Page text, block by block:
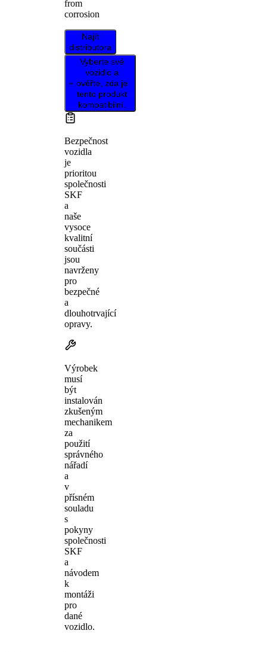
from
corrosion
Najít
distributora
Vyberte své
vozidlo a
ověřte, zda je
tento produkt
kompatibilní.
Bezpečnost
vozidla
je
prioritou
společnosti
SKF
a
naše
vysoce
kvalitní
součásti
jsou
navrženy
pro
bezpečné
a
dlouhotrvající
opravy.
Výrobek
musí
být
instalován
zkušeným
mechanikem
za
použití
správného
nářadí
a
v
přísném
souladu
s
pokyny
společnosti
SKF
a
návodem
k
montáži
pro
dané
vozidlo.